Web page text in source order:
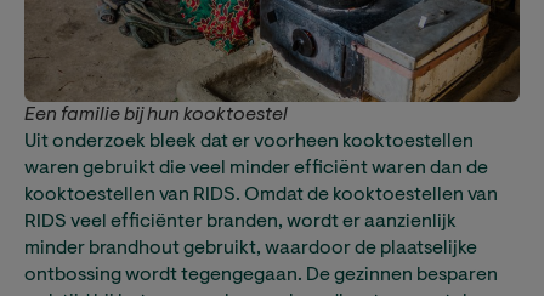
Een familie bij hun kooktoestel
Uit onderzoek bleek dat er voorheen kooktoestellen
waren gebruikt die veel minder efficiënt waren dan de
kooktoestellen van RIDS. Omdat de kooktoestellen van
RIDS veel efficiënter branden, wordt er aanzienlijk
minder brandhout gebruikt, waardoor de plaatselijke
ontbossing wordt tegengegaan. De gezinnen besparen